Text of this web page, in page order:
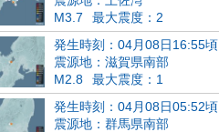
M3.7
最大震度：2
発生時刻：04月08日16:55頃
震源地：滋賀県南部
M2.8
最大震度：1
発生時刻：04月08日05:52頃
震源地：群馬県南部